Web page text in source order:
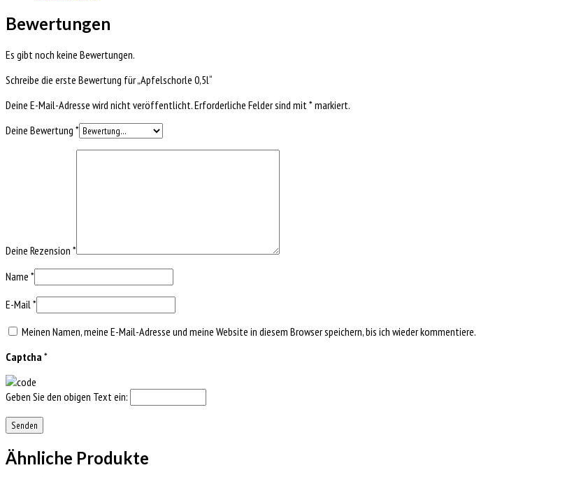
Bewertungen
Es gibt noch keine Bewertungen.
Schreibe die erste Bewertung für „Apfelschorle 0,5l“
Deine E-Mail-Adresse wird nicht veröffentlicht.Erforderliche Felder sind mit *markiert.
Deine Bewertung *
Deine Rezension *
Name *
E-Mail *
Meinen Namen, meine E-Mail-Adresse und meine Website in diesem Browser speichern, bis ich wieder kommentiere.
Captcha *
Geben Sie den obigen Text ein:
Ähnliche Produkte